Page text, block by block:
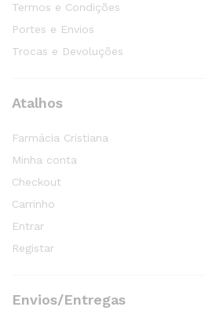
Termos e Condições
Portes e Envios
Trocas e Devoluções
Atalhos
Farmácia Cristiana
Minha conta
Checkout
Carrinho
Entrar
Registar
Envios/Entregas